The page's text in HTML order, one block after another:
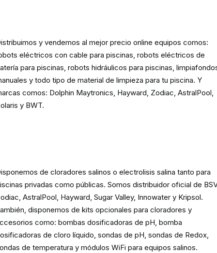
y vendemos al mejor precio online equipos comos:
eléctricos con cable para piscinas, robots eléctricos de
para piscinas, robots hidráulicos para piscinas,
y todo tipo de material de limpieza para tu piscina. Y
comos: Dolphin Maytronics, Hayward, Zodiac, AstralPool,
y BWT.
de cloradores salinos o electrolisis salina tanto para
privadas como públicas. Somos distribuidor oficial de
AstralPool, Hayward, Sugar Valley, Innowater y Kripsol.
disponemos de kits opcionales para cloradores y
como: bombas dosificadoras de pH, bomba
de cloro líquido, sondas de pH, sondas de Redox,
de temperatura y módulos WiFi para equipos salinos.